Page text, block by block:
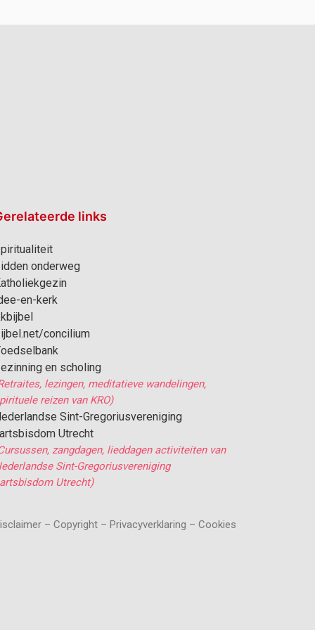
links
onderweg
en-kerk
concilium
en scholing
lezingen, meditatieve wandelingen,
reizen van KRO)
Sint-Gregoriusvereniging
Utrecht
zangdagen, lieddagen activiteiten van
Sint-Gregoriusvereniging
Utrecht)
– Copyright – Privacyverklaring – Cookies